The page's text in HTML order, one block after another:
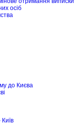
осіб
до Києва